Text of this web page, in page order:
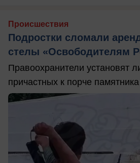
Происшествия
Подростки сломали
стелы «Освободителям
Правоохранители установят
причастных к порче